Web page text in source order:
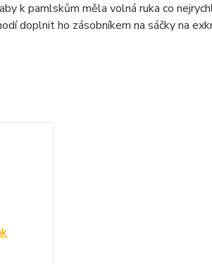
k pamlskům měla volná ruka co
doplnit ho zásobníkem na sáčky na